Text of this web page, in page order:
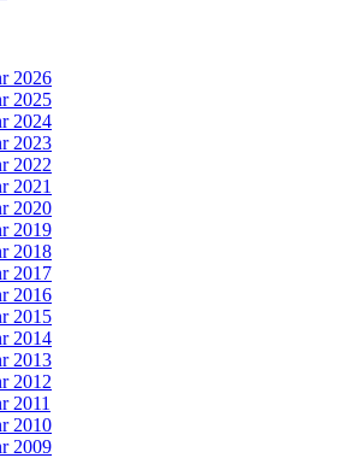
2026
2025
2024
2023
2022
2021
2020
2019
2018
2017
2016
2015
2014
2013
2012
2011
2010
2009